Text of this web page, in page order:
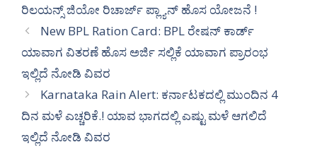
ರಿಲಯನ್ಸ್ ಜಿಯೋ ರಿಚಾರ್ಜ್ ಪ್ಲ್ಯಾನ್ ಹೊಸ ಯೋಜನೆ !
New BPL Ration Card: BPL ರೇಷನ್ ಕಾರ್ಡ್
ಯಾವಾಗ ವಿತರಣೆ ಹೊಸ ಅರ್ಜಿ ಸಲ್ಲಿಕೆ ಯಾವಾಗ ಪ್ರಾರಂಭ
ಇಲ್ಲಿದೆ ನೋಡಿ ವಿವರ
Karnataka Rain Alert: ಕರ್ನಾಟಕದಲ್ಲಿ ಮುಂದಿನ 4
ದಿನ ಮಳೆ ಎಚ್ಚರಿಕೆ.! ಯಾವ ಭಾಗದಲ್ಲಿ ಎಷ್ಟು ಮಳೆ ಆಗಲಿದೆ
ಇಲ್ಲಿದೆ ನೋಡಿ ವಿವರ